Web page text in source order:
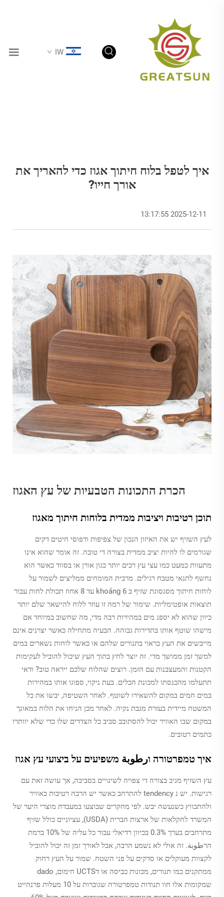
IW
איך לטפל בלוח חיתוך אגוז כדי להאריך את
אורך חייו?
2025-12-11 13:17:55
הכרת התכונות הטבעיות של עץ האגוז
תוכן רטיבות ויציבות ממדית בלוחות חיתוך מאגוז
לעץ השזיף יש את האיזון הנכון של צפיפות ודפוסי חיטים דקים
שגורמים לו להיות יציב ממדית בצורה די טובה. זה אומר שהוא אינו
מתעוות כמעט כמו עצי עץ רכים יותר כגון אורן או בסווד כאשר הוא
נחשף לתנאי מטבח רגילים. מרבית המומחים ממליצים לשמור על
לוחות חיתוך מסגסוגת שזיף ב khoảng 6 עד 8 אחוז תכולת לחות עבור
תוצאות אופטימליות. שימור של רמה זו עוזר ללוח להישאר שלם יותר
כיוון שהוא לא יספג מים במהירות רבה מדי, מה שחשוב במיוחד אם
מישהו שוטף אותו בתדירות גבוהה. הבעיה מתחילה כאשר יצרנים אינם
מייבשים את העץ כראוי בתנורים שלהם או כאשר לוחות נשארים במים
למשך זמן ממושך מדי. זה יוצר לחץ בתוך העץ שיכול להוביל לעקימות
הקטנות והמעצבנות עם הזמן. רוצים שהלוח שלכם ייראה טוב? ודאי
תתעלמו מהכנסתו למכונת הכלים. בעת ניקוי, ספוגו אותו במהירות
במים חמים במקום להשאירו לשוטף. לאחר השטיפה, יבשו את כל
המשטח מיידית בעזרת מגבת נקיה. לאחר מכן הניחו את הלוח במאונך
במקום שבו האוויר יכול להסתובב סביב כל הצדדים שלו כדי שלא יוותרו
כתמים רטובים.
איך טמפרטורה וرطوبة משפיעים על ביצועי עץ אגוז
עץ השזיף מגיב בצורה די צפויה לשינויים בסביבה, אך עושה זאת עם
רגישות. יש נ tendency להתרחב כאשר יש הרבה רטיבות באוויר
ולהתכווץ כשנעשה יבש. לפי מחקרים שבוצעו במעבדת מוצרי היער של
המשרד לחקלאות של ארצות הברית (USDA), עציוניים כולל שזיף
מתרחבים בערך 0.3% בכיוון רדיאלי עבור כל עליה של 10% ברמת
הרطوبة. זה אולי לא נשמע הרבה, אבל לאורך זמן זה יכול להוביל
לקצוות מעוקלים או סדקים על פני השטח. שמור על העץ רחוק
ממתקנים כמו תנורים, מכונות כביסה או דUCTS חימום, dado
שמקומות אלו חוו תנודות טמפרטורה שגוברות על 10 מעלות פרנהייט